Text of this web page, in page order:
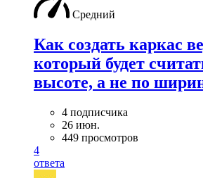
Средний
Как создать каркас
который будет
высоте, а не по
4 подписчика
26 июн.
449 просмотров
4
ответа